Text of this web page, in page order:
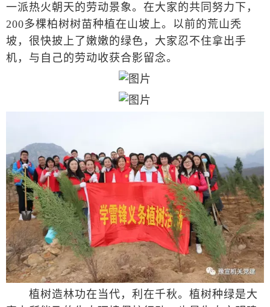
一派热火朝天的劳动景象。在大家的共同努力下，
200多棵柏树树苗种植在山坡上。以前的荒山秃
坡，很快披上了嫩嫩的绿色，大家忍不住拿出手
机，与自己的劳动收获合影留念。
植树造林功在当代，利在千秋。植树种绿是大